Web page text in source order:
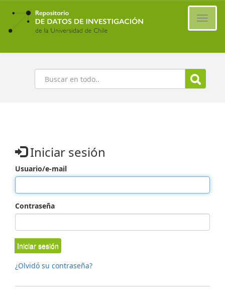
Ir
contenido
principal
Buscar
Iniciar sesión
Usuario/e-mail
Contraseña
Iniciar sesión
¿Olvidó su contraseña?